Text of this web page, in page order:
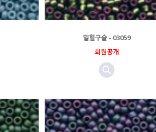
밀힐구슬 - 03059
회원공개